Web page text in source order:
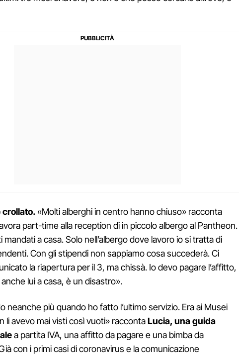
crollato.«Molti alberghi in centro hanno chiuso» racconta
part-time alla reception di in piccolo albergo al Pantheon.
mandati a casa. Solo nell’albergo dove lavoro io si tratta di
Con gli stipendi non sappiamo cosa succederà. Ci
la riapertura per il 3, ma chissà. Io devo pagare l’affitto,
lui a casa, è un disastro».
neanche più quando ho fatto l’ultimo servizio. Era ai Musei
li avevo mai visti così vuoti» raccontaLucia, una guida
a partita IVA, una affitto da pagare e una bimba da
con i primi casi di coronavirus e la comunicazione